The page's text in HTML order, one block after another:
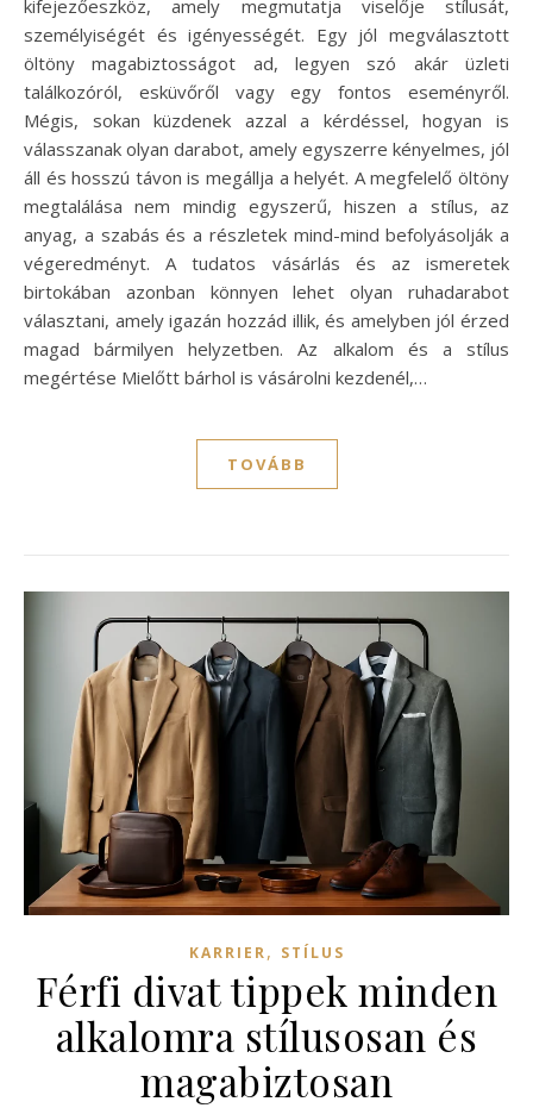
kifejezőeszköz, amely megmutatja viselője stílusát,
személyiségét és igényességét. Egy jól megválasztott
öltöny magabiztosságot ad, legyen szó akár üzleti
találkozóról, esküvőről vagy egy fontos eseményről.
Mégis, sokan küzdenek azzal a kérdéssel, hogyan is
válasszanak olyan darabot, amely egyszerre kényelmes, jól
áll és hosszú távon is megállja a helyét. A megfelelő öltöny
megtalálása nem mindig egyszerű, hiszen a stílus, az
anyag, a szabás és a részletek mind-mind befolyásolják a
végeredményt. A tudatos vásárlás és az ismeretek
birtokában azonban könnyen lehet olyan ruhadarabot
választani, amely igazán hozzád illik, és amelyben jól érzed
magad bármilyen helyzetben. Az alkalom és a stílus
megértése Mielőtt bárhol is vásárolni kezdenél,…
TOVÁBB
KARRIER, STÍLUS
Férfi divat tippek minden
alkalomra stílusosan és
magabiztosan